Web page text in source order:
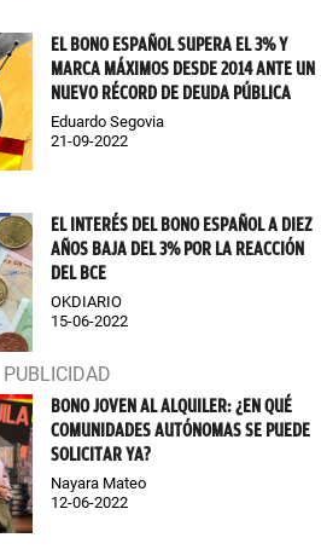
EL BONO ESPAÑOL SUPERA EL 3% Y
MARCA MÁXIMOS DESDE 2014 ANTE UN
NUEVO RÉCORD DE DEUDA PÚBLICA
Eduardo Segovia
21-09-2022
EL INTERÉS DEL BONO ESPAÑOL A DIEZ
AÑOS BAJA DEL 3% POR LA REACCIÓN
DEL BCE
OKDIARIO
15-06-2022
BONO JOVEN AL ALQUILER: ¿EN QUÉ
COMUNIDADES AUTÓNOMAS SE PUEDE
SOLICITAR YA?
Nayara Mateo
12-06-2022